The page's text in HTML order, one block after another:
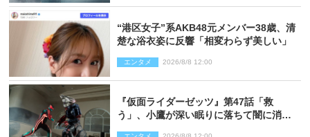
“港区女子”系AKB48元メンバー38歳、清
楚な浴衣姿に反響「相変わらず美しい」
エンタメ 2026/8/8 12:00
『仮面ライダーゼッツ』第47話「救
う」、小鷹が深い眠りに落ちて闇に消え